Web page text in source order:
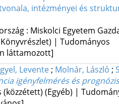
intézményei és
: Miskolci Egyetem
| Tudományos
láttamozott]
Levente ; Molnár, László ;
igényfelmérés és prognózis
(közzétett) (Egyéb) |